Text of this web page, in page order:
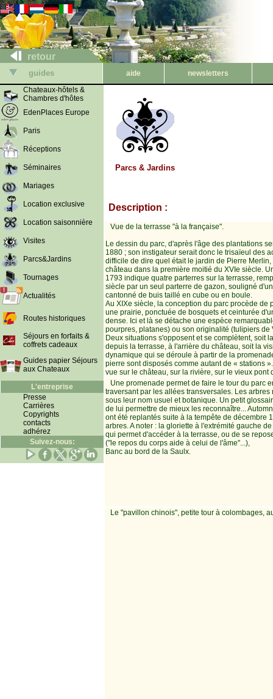
retour
guides aide
newsletters
Chateaux-hôtels &
Chambres d'hôtes
EdenPlaces Europe
Paris
Réceptions
Séminaires
Mariages
Location exclusive
Location saisonnière
Visites
Parcs&Jardins
Tournages
Actualités
Routes historiques
Séjours en forfaits &
coffrets cadeaux
Guides papier Séjours
aux Chateaux
L'entreprise
Presse
Carrières
Copyrights
contacts
adhérez
Suivez-nous:
Parcs & Jardins
Description :
Vue de la terrasse "à la française".
Le dessin du parc, d'après l'âge des plantations
1880 ; son instigateur serait donc le trisaïeul des
difficile de dire quel était le jardin de Pierre
château dans la première moitié du XVIe siècle.
1793 indique quatre parterres sur la terrasse,
siècle par un seul parterre de gazon, souligné
cantonné de buis taillé en cube ou en boule.
Au XIXe siècle, la conception du parc procède de
une prairie, ponctuée de bosquets et ceinturée
dense. Ici et là se détache une espèce
pourpres, platanes) ou son originalité (tulipiers de
Deux situations s'opposent et se complètent, soit
depuis la terrasse, à l'arrière du château, soit la
dynamique qui se déroule à partir de la
pierre sont disposés comme autant de « stations
vue sur le château, sur la rivière, sur le vieux pont
Une promenade permet de faire le tour du parc
traversant par les allées transversales. Les
sous leur nom usuel et botanique. Un petit
de lui permettre de mieux les reconnaître...
ont été replantés suite à la tempête de décembre
arbres. A noter : la gloriette à l'extrémité gauche
qui permet d'accéder à la terrasse, ou de se
("le repos du corps aide à celui de l'âme"...),
Banc au bord de la Saulx.
Le "pavillon chinois", petite tour à colombages,